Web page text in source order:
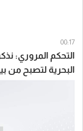
00:17
التحكم المروري:
البحرية لتصبح من